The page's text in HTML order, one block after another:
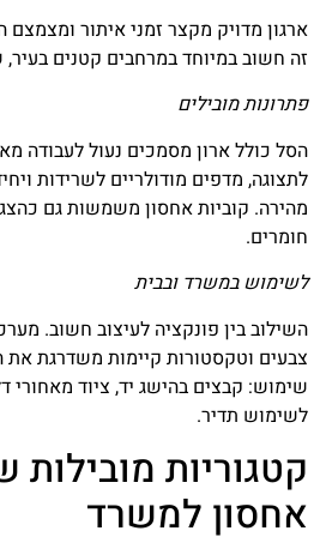
ארגון מדויק מקצר זמני איתור
זה חשוב במיוחד במרחבים קטנים
פתרונות מובילים
הסל כולל ארון מסמכים נעול לעבודה
לתצוגה, מדפים מודולריים לשרידות
מהירה. קוביות אחסון משמשות גם
חומרים.
לשימוש במשרד ובבית
השילוב בין פונקציה לעיצוב חשוב.
צבעים וטקסטורות קיימות משדרגת את
שימוש: קבצים בהישג יד, ציוד מאחורי
לשימוש תדיר.
קטגוריות מובילות
אחסון למשרד